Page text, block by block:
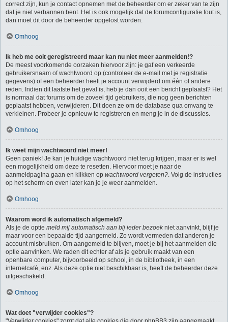
correct zijn, kun je contact opnemen met de beheerder om er zeker van te zijn
dat je niet verbannen bent. Het is ook mogelijk dat de forumconfiguratie fout is,
dan moet dit door de beheerder opgelost worden.
Omhoog
Ik heb me ooit geregistreerd maar kan nu niet meer aanmelden!?
De meest voorkomende oorzaken hiervoor zijn: je gaf een verkeerde
gebruikersnaam of wachtwoord op (controleer de e-mail met je registratie
gegevens) of een beheerder heeft je account verwijderd om één of andere
reden. Indien dit laatste het geval is, heb je dan ooit een bericht geplaatst? Het
is normaal dat forums om de zoveel tijd gebruikers, die nog geen berichten
geplaatst hebben, verwijderen. Dit doen ze om de database qua omvang te
verkleinen. Probeer je opnieuw te registreren en meng je in de discussies.
Omhoog
Ik weet mijn wachtwoord niet meer!
Geen paniek! Je kan je huidige wachtwoord niet terug krijgen, maar er is wel
een mogelijkheid om deze te resetten. Hiervoor moet je naar de
aanmeldpagina gaan en klikken op wachtwoord vergeten?. Volg de instructies
op het scherm en even later kan je je weer aanmelden.
Omhoog
Waarom word ik automatisch afgemeld?
Als je de optie meld mij automatisch aan bij ieder bezoek niet aanvinkt, blijf je
maar voor een bepaalde tijd aangemeld. Zo wordt vermeden dat anderen je
account misbruiken. Om aangemeld te blijven, moet je bij het aanmelden die
optie aanvinken. We raden dit echter af als je gebruik maakt van een
openbare computer, bijvoorbeeld op school, in de bibliotheek, in een
internetcafé, enz. Als deze optie niet beschikbaar is, heeft de beheerder deze
uitgeschakeld.
Omhoog
Wat doet "verwijder cookies"?